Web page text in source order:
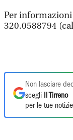
Per
320.0588794
Non lasciare
scegli
Il Tirreno
per le tue